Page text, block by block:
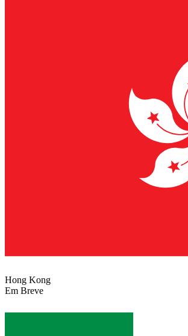
Hong Kong
Em Breve